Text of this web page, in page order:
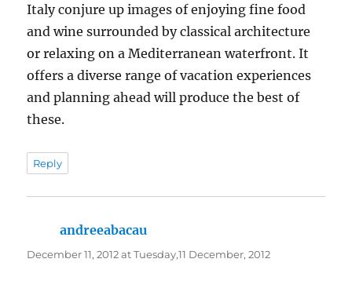
Italy conjure up images of enjoying fine food
and wine surrounded by classical architecture
or relaxing on a Mediterranean waterfront. It
offers a diverse range of vacation experiences
and planning ahead will produce the best of
these.
Reply
andreeabacau
December 11, 2012 at Tuesday,11 December, 2012